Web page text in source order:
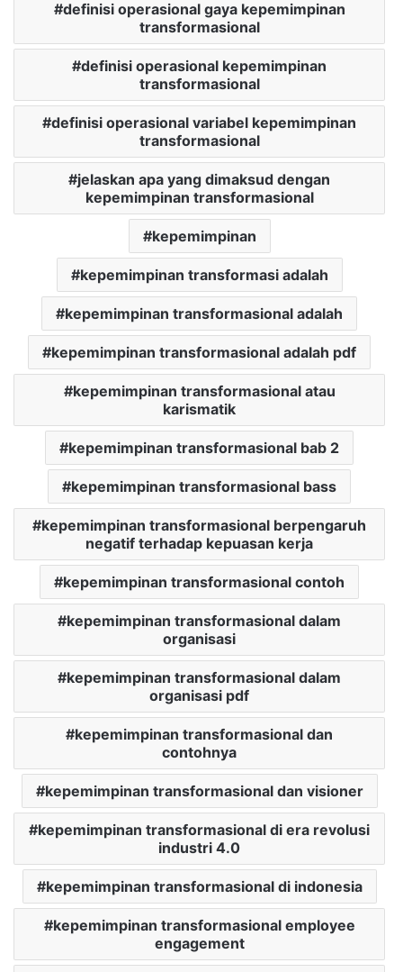
definisi operasional gaya kepemimpinan
transformasional
definisi operasional kepemimpinan
transformasional
definisi operasional variabel kepemimpinan
transformasional
jelaskan apa yang dimaksud dengan
kepemimpinan transformasional
kepemimpinan
kepemimpinan transformasi adalah
kepemimpinan transformasional adalah
kepemimpinan transformasional adalah pdf
kepemimpinan transformasional atau
karismatik
kepemimpinan transformasional bab 2
kepemimpinan transformasional bass
kepemimpinan transformasional berpengaruh
negatif terhadap kepuasan kerja
kepemimpinan transformasional contoh
kepemimpinan transformasional dalam
organisasi
kepemimpinan transformasional dalam
organisasi pdf
kepemimpinan transformasional dan
contohnya
kepemimpinan transformasional dan visioner
kepemimpinan transformasional di era revolusi
industri 4.0
kepemimpinan transformasional di indonesia
kepemimpinan transformasional employee
engagement